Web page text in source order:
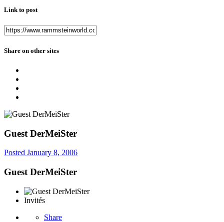
Link to post
Share on other sites
Guest DerMeiSter
Posted January 8, 2006
Guest DerMeiSter
Invités
Share